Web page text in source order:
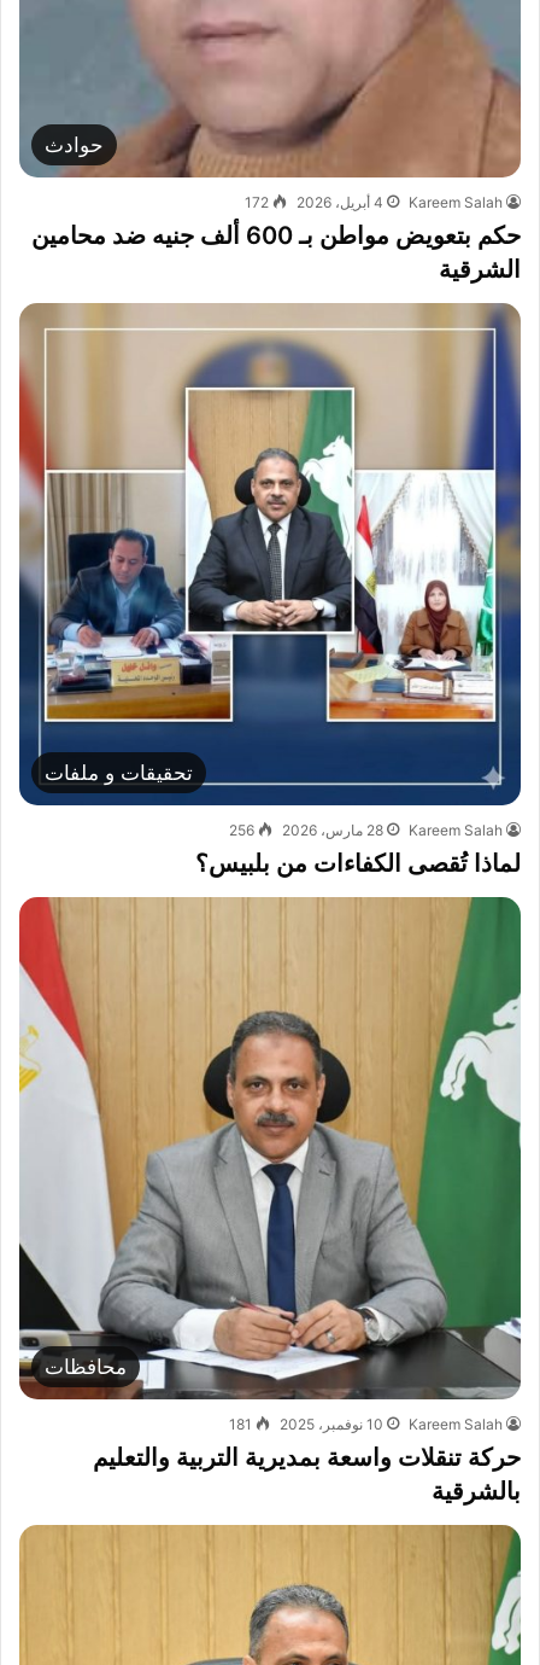
حوادث
Kareem Salah 4 أبريل، 2026 172
حكم بتعويض مواطن بـ 600 ألف جنيه ضد محامين
الشرقية
تحقيقات و ملفات
Kareem Salah 28 مارس، 2026 256
لماذا تُقصى الكفاءات من بلبيس؟
محافظات
Kareem Salah 10 نوفمبر، 2025 181
حركة تنقلات واسعة بمديرية التربية والتعليم
بالشرقية